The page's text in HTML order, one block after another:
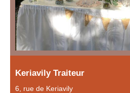
Keriavily Traiteur
6, rue de Keriavily